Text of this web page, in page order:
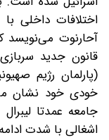
اختلافات داخلی
آحارنوت می‌نویسد
قانون جدید
(پارلمان رژیم
خودی خود نشان
جامعه عمدتا
اشغالی با شدت